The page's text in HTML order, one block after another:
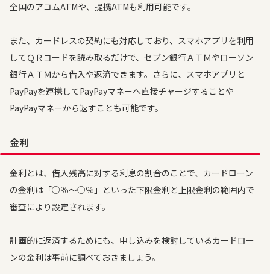
全国のアコムATMや、提携ATMも利用可能です。
また、カードレスの契約にも対応しており、スマホアプリを利用
してＱＲコードを読み取るだけで、セブン銀行ＡＴＭやローソン
銀行ＡＴＭから借入や返済できます。さらに、スマホアプリと
PayPayを連携してPayPayマネーへ直接チャージすることや
PayPayマネーから返すことも可能です。
金利
金利とは、借入残高に対する利息の割合のことで、カードローン
の金利は「○％〜○％」といった下限金利と上限金利の範囲内で
審査により設定されます。
計画的に返済するためにも、申し込みを検討しているカードロー
ンの金利は事前に調べておきましょう。